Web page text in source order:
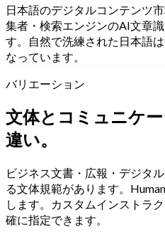
日本語のデジタルコンテンツ
集者・検索エンジンのAI文章
す。自然で洗練された日本語
なっています。
バリエーション
文体とコミュニケ
違い。
ビジネス文書・広報・デジタ
る文体規範があります。
します。カスタムインストラ
確に指定できます。